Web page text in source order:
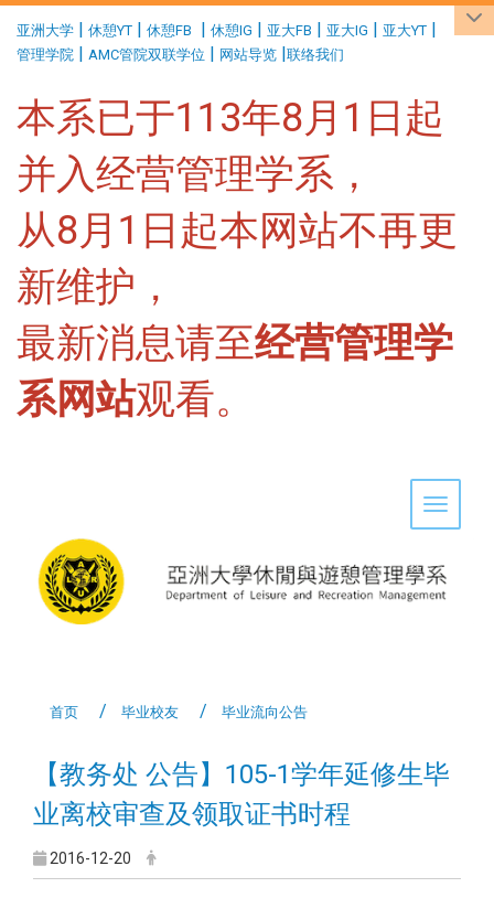
亚洲大学 | 休憩YT | 休憩FB | 休憩IG | 亚大FB | 亚大IG | 亚大YT |
管理学院 | AMC管院双联学位 | 网站导览 |联络我们
本系已于113年8月1日起
并入经营管理学系，
从8月1日起本网站不再更
新维护，
最新消息请至经营管理学
系网站观看。
Toggle
首页 毕业校友 毕业流向公告
【教务处 公告】105-1学年延修生毕
业离校审查及领取证书时程
2016-12-20